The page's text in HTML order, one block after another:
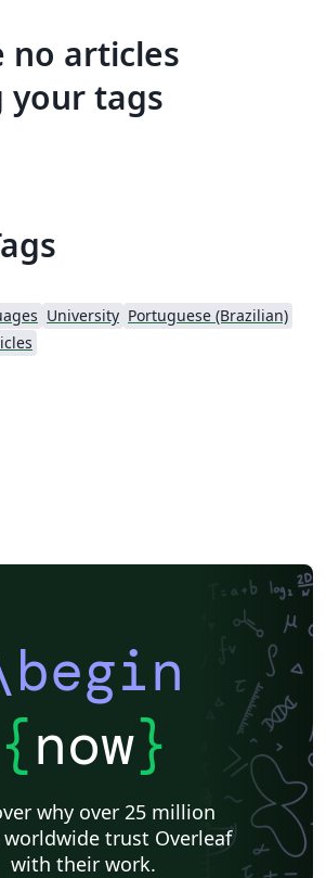
no articles
your tags
University Portuguese (Brazilian)
{now}
why over 25 million
worldwide trust Overleaf
with their work.